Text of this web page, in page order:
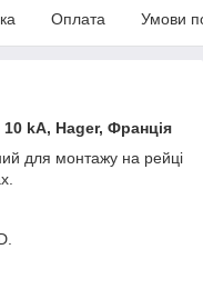
Оплата Умови
kA, Hager, Франція
для монтажу на рейці